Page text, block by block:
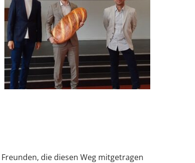
die diesen Weg mitgetragen